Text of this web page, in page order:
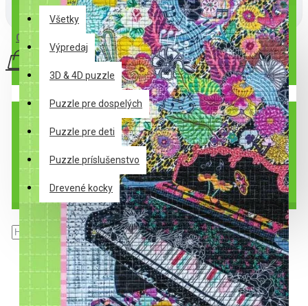
Všetky
Výpredaj
3D & 4D puzzle
Puzzle pre dospelých
Puzzle pre deti
Puzzle príslušenstvo
Drevené kocky
0 ks - 0,00€
Váš nákupný košík je prázdny!